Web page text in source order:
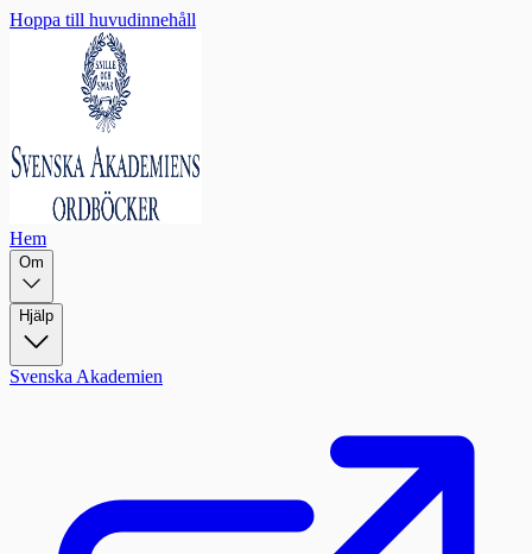
Hoppa till huvudinnehåll
Hem
Om
Hjälp
Svenska Akademien